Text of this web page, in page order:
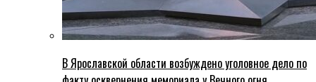
В Ярославской области возбуждено уголовное дело по